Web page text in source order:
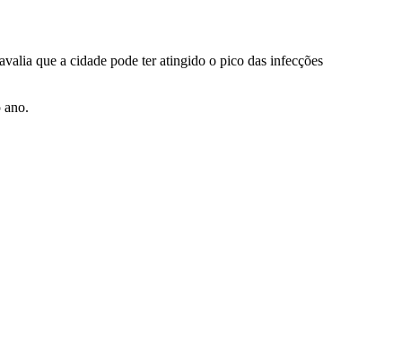
que a cidade pode ter atingido o pico das infecções
ano.